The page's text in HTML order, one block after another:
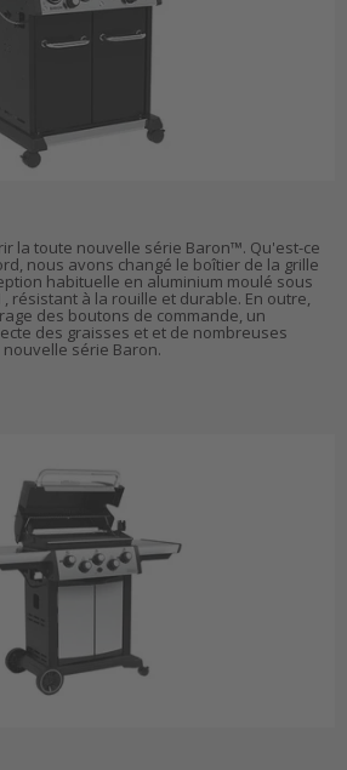
la toute nouvelle série Baron™. Qu'est-ce
nous avons changé le boîtier de la grille
habituelle en aluminium moulé sous
résistant à la rouille et durable. En outre,
des boutons de commande, un
des graisses et et de nombreuses
série Baron.